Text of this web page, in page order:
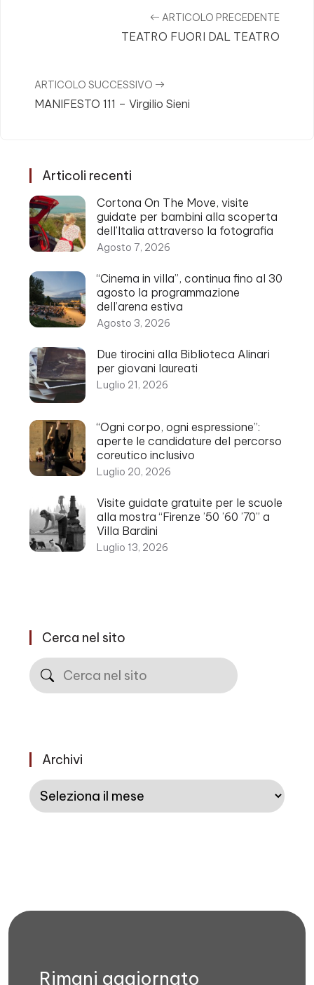
ARTICOLO PRECEDENTE
TEATRO FUORI DAL TEATRO
ARTICOLO SUCCESSIVO
MANIFESTO 111 – Virgilio Sieni
Articoli recenti
Cortona On The Move, visite
guidate per bambini alla scoperta
dell’Italia attraverso la fotografia
Agosto 7, 2026
“Cinema in villa”, continua fino al 30
agosto la programmazione
dell’arena estiva
Agosto 3, 2026
Due tirocini alla Biblioteca Alinari
per giovani laureati
Luglio 21, 2026
“Ogni corpo, ogni espressione”:
aperte le candidature del percorso
coreutico inclusivo
Luglio 20, 2026
Visite guidate gratuite per le scuole
alla mostra “Firenze ’50 ’60 ’70” a
Villa Bardini
Luglio 13, 2026
Cerca nel sito
Cerca
Archivi
Archivi
Rimani aggiornato